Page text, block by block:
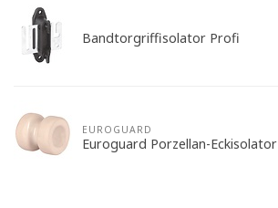
Bandtorgriffisolator Profi
EUROGUARD
Euroguard Porzellan-Eckisolator